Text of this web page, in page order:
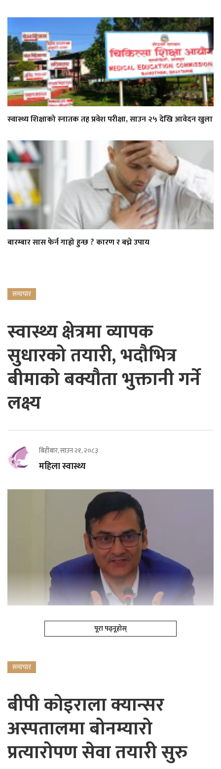
स्वास्थ्य शिक्षाको स्नातक तह प्रवेश परीक्षा, साउन २५ देखि आवेदन खुला
बारम्बार सास फेर्न गाह्रो हुन्छ ? कारण र बच्ने उपाय
समाचार
स्वास्थ्य क्षेत्रमा व्यापक
सुधारको तयारी, भदौभित्र
बीमाको बक्यौता भुक्तानी गर्ने
लक्ष्य
बिहीबार, साउन २१, २०८३
महिला स्वास्थ्य
पूरा पढ्नूहोस्
समाचार
बीपी कोइराला क्यान्सर
अस्पतालमा बोनम्यारो
प्रत्यारोपण सेवा तयारी सुरु